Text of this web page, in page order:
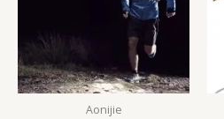
Aonijie